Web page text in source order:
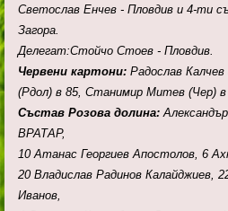
Светослав Енчев - Пловдив и 4-ти
Загора.
Делегат:Стойчо Стоев - Пловдив.
Червени картони: Радослав
(Рдол) в 85, Станимир Митев (Чер)
Състав Розова долина:
ВРАТАР,
10 Атанас Георгиев Апостолов, 6
20 Владислав Радинов Калайджиев,
Иванов,